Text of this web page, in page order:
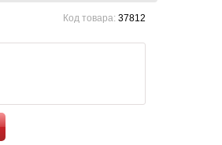
Код товара: 37812